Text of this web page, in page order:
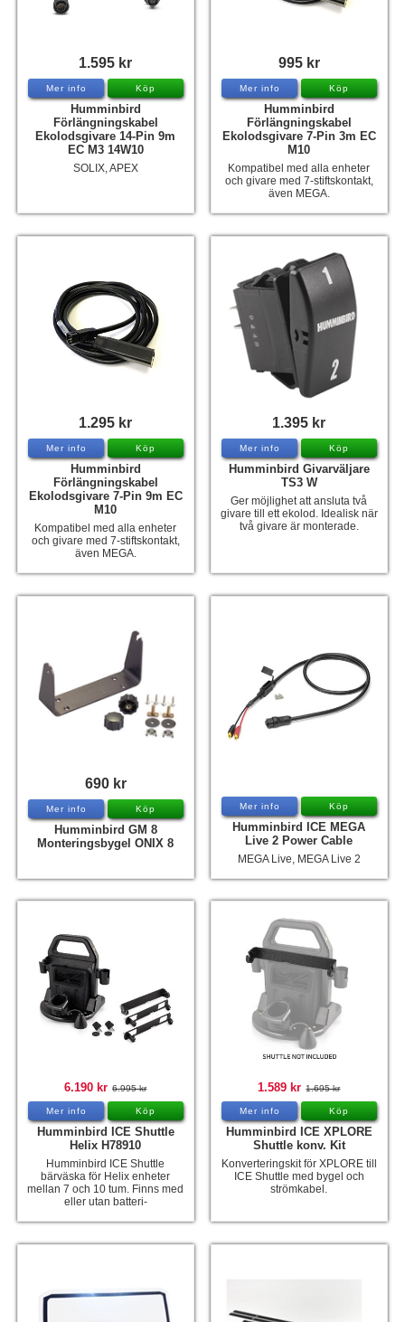
1.595 kr
Mer info Köp
Humminbird
Förlängningskabel
Ekolodsgivare 14-Pin 9m
EC M3 14W10
SOLIX, APEX
995 kr
Mer info Köp
Humminbird
Förlängningskabel
Ekolodsgivare 7-Pin 3m EC
M10
Kompatibel med alla enheter
och givare med 7-stiftskontakt,
även MEGA.
1.295 kr
Mer info Köp
Humminbird
Förlängningskabel
Ekolodsgivare 7-Pin 9m EC
M10
Kompatibel med alla enheter
och givare med 7-stiftskontakt,
även MEGA.
1.395 kr
Mer info Köp
Humminbird Givarväljare
TS3 W
Ger möjlighet att ansluta två
givare till ett ekolod. Idealisk när
två givare är monterade.
690 kr
Mer info Köp
Humminbird GM 8
Monteringsbygel ONIX 8
Mer info Köp
Humminbird ICE MEGA
Live 2 Power Cable
MEGA Live, MEGA Live 2
6.190 kr 6.995 kr
Mer info Köp
Humminbird ICE Shuttle
Helix H78910
Humminbird ICE Shuttle
bärväska för Helix enheter
mellan 7 och 10 tum. Finns med
eller utan batteri-
1.589 kr 1.695 kr
Mer info Köp
Humminbird ICE XPLORE
Shuttle konv. Kit
Konverteringskit för XPLORE till
ICE Shuttle med bygel och
strömkabel.